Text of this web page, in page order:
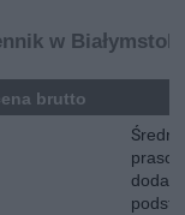
w
brutto